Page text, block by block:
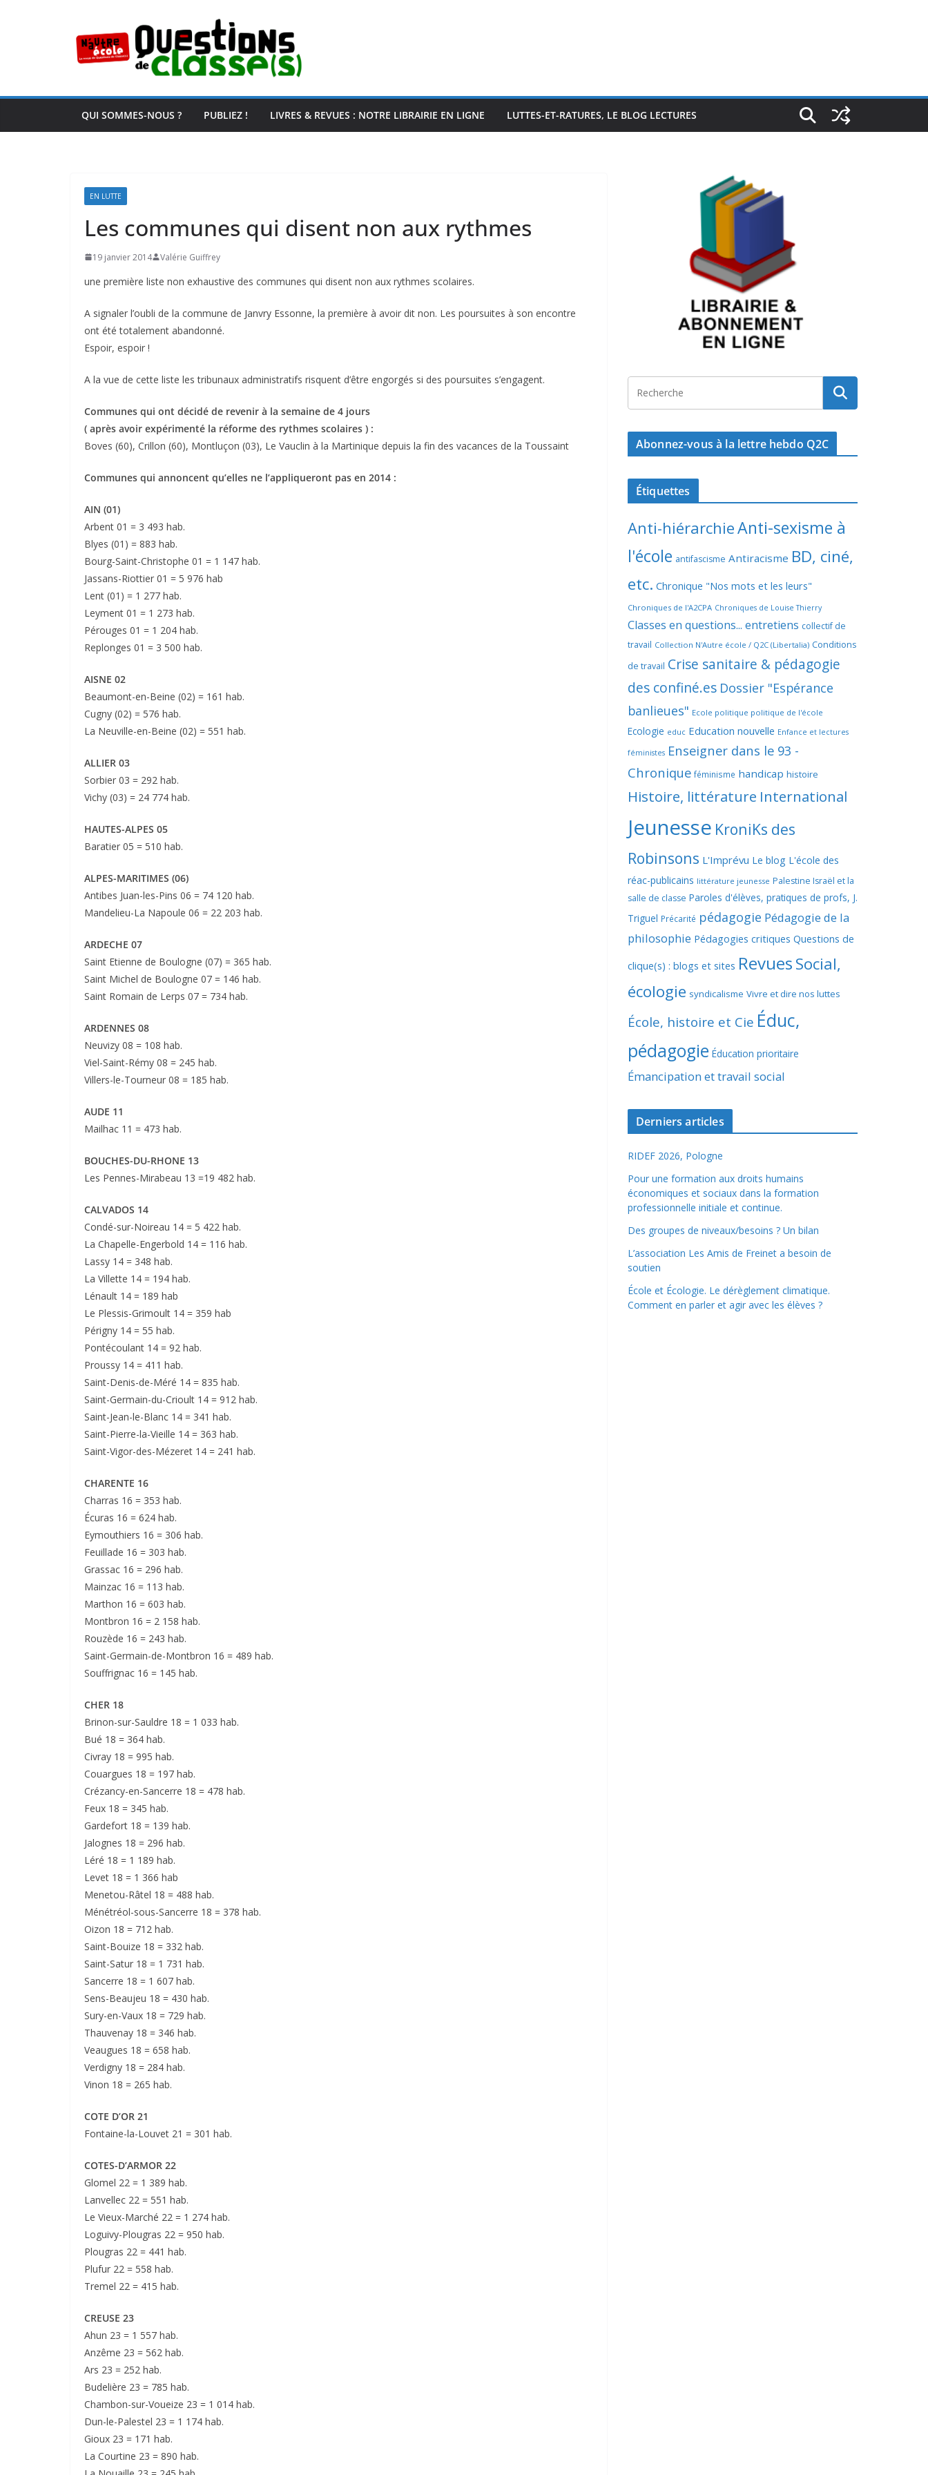
QUI SOMMES-NOUS ? PUBLIEZ ! LIVRES & REVUES : NOTRE LIBRAIRIE EN LIGNE LUTTES-ET-RATURES, LE BLOG LECTURES
EN LUTTE
Les communes qui disent non aux rythmes
19 janvier 2014 Valérie Guiffrey
une première liste non exhaustive des communes qui disent non aux rythmes scolaires.
A signaler l’oubli de la commune de Janvry Essonne, la première à avoir dit non. Les poursuites à son encontre
ont été totalement abandonné.
Espoir, espoir !
A la vue de cette liste les tribunaux administratifs risquent d’être engorgés si des poursuites s’engagent.
Communes qui ont décidé de revenir à la semaine de 4 jours
( après avoir expérimenté la réforme des rythmes scolaires ) :
Boves (60), Crillon (60), Montluçon (03), Le Vauclin à la Martinique depuis la fin des vacances de la Toussaint
Communes qui annoncent qu’elles ne l’appliqueront pas en 2014 :
AIN (01)
Arbent 01 = 3 493 hab.
Blyes (01) = 883 hab.
Bourg-Saint-Christophe 01 = 1 147 hab.
Jassans-Riottier 01 = 5 976 hab
Lent (01) = 1 277 hab.
Leyment 01 = 1 273 hab.
Pérouges 01 = 1 204 hab.
Replonges 01 = 3 500 hab.
AISNE 02
Beaumont-en-Beine (02) = 161 hab.
Cugny (02) = 576 hab.
La Neuville-en-Beine (02) = 551 hab.
ALLIER 03
Sorbier 03 = 292 hab.
Vichy (03) = 24 774 hab.
HAUTES-ALPES 05
Baratier 05 = 510 hab.
ALPES-MARITIMES (06)
Antibes Juan-les-Pins 06 = 74 120 hab.
Mandelieu-La Napoule 06 = 22 203 hab.
ARDECHE 07
Saint Etienne de Boulogne (07) = 365 hab.
Saint Michel de Boulogne 07 = 146 hab.
Saint Romain de Lerps 07 = 734 hab.
ARDENNES 08
Neuvizy 08 = 108 hab.
Viel-Saint-Rémy 08 = 245 hab.
Villers-le-Tourneur 08 = 185 hab.
AUDE 11
Mailhac 11 = 473 hab.
BOUCHES-DU-RHONE 13
Les Pennes-Mirabeau 13 =19 482 hab.
CALVADOS 14
Condé-sur-Noireau 14 = 5 422 hab.
La Chapelle-Engerbold 14 = 116 hab.
Lassy 14 = 348 hab.
La Villette 14 = 194 hab.
Lénault 14 = 189 hab
Le Plessis-Grimoult 14 = 359 hab
Périgny 14 = 55 hab.
Pontécoulant 14 = 92 hab.
Proussy 14 = 411 hab.
Saint-Denis-de-Méré 14 = 835 hab.
Saint-Germain-du-Crioult 14 = 912 hab.
Saint-Jean-le-Blanc 14 = 341 hab.
Saint-Pierre-la-Vieille 14 = 363 hab.
Saint-Vigor-des-Mézeret 14 = 241 hab.
CHARENTE 16
Charras 16 = 353 hab.
Écuras 16 = 624 hab.
Eymouthiers 16 = 306 hab.
Feuillade 16 = 303 hab.
Grassac 16 = 296 hab.
Mainzac 16 = 113 hab.
Marthon 16 = 603 hab.
Montbron 16 = 2 158 hab.
Rouzède 16 = 243 hab.
Saint-Germain-de-Montbron 16 = 489 hab.
Souffrignac 16 = 145 hab.
CHER 18
Brinon-sur-Sauldre 18 = 1 033 hab.
Bué 18 = 364 hab.
Civray 18 = 995 hab.
Couargues 18 = 197 hab.
Crézancy-en-Sancerre 18 = 478 hab.
Feux 18 = 345 hab.
Gardefort 18 = 139 hab.
Jalognes 18 = 296 hab.
Léré 18 = 1 189 hab.
Levet 18 = 1 366 hab
Menetou-Râtel 18 = 488 hab.
Ménétréol-sous-Sancerre 18 = 378 hab.
Oizon 18 = 712 hab.
Saint-Bouize 18 = 332 hab.
Saint-Satur 18 = 1 731 hab.
Sancerre 18 = 1 607 hab.
Sens-Beaujeu 18 = 430 hab.
Sury-en-Vaux 18 = 729 hab.
Thauvenay 18 = 346 hab.
Veaugues 18 = 658 hab.
Verdigny 18 = 284 hab.
Vinon 18 = 265 hab.
COTE D’OR 21
Fontaine-la-Louvet 21 = 301 hab.
COTES-D’ARMOR 22
Glomel 22 = 1 389 hab.
Lanvellec 22 = 551 hab.
Le Vieux-Marché 22 = 1 274 hab.
Loguivy-Plougras 22 = 950 hab.
Plougras 22 = 441 hab.
Plufur 22 = 558 hab.
Tremel 22 = 415 hab.
CREUSE 23
Ahun 23 = 1 557 hab.
Anzême 23 = 562 hab.
Ars 23 = 252 hab.
Budelière 23 = 785 hab.
Chambon-sur-Voueize 23 = 1 014 hab.
Dun-le-Palestel 23 = 1 174 hab.
Gioux 23 = 171 hab.
La Courtine 23 = 890 hab.
Abonnez-vous à la lettre hebdo Q2C
Étiquettes
Anti-hiérarchieAnti-sexisme à
l'école antifascisme Antiracisme BD, ciné,
etc. Chronique "Nos mots et les leurs"
Chroniques de l'A2CPA Chroniques de Louise Thierry
Classes en questions... entretiens collectif de
travail Collection N'Autre école / Q2C (Libertalia) Conditions
de travail Crise sanitaire & pédagogie
des confiné.es Dossier "Espérance
banlieues" Ecole politique politique de l'école
Ecologie educ Education nouvelle Enfance et lectures
féministes Enseigner dans le 93 -
Chronique féminisme handicap histoire
Histoire, littérature International
Jeunesse KroniKs des
Robinsons L'Imprévu Le blog L'école des
réac-publicains littérature jeunesse Palestine Israël et la
salle de classe Paroles d'élèves, pratiques de profs, J.
Triguel Précarité pédagogie Pédagogie de la
philosophie Pédagogies critiques Questions de
clique(s) : blogs et sites RevuesSocial,
écologie syndicalisme Vivre et dire nos luttes
École, histoire et Cie Éduc,
pédagogie Éducation prioritaire
Émancipation et travail social
Derniers articles
RIDEF 2026, Pologne
Pour une formation aux droits humains
économiques et sociaux dans la formation
professionnelle initiale et continue.
Des groupes de niveaux/besoins ? Un bilan
L’association Les Amis de Freinet a besoin de
soutien
École et Écologie. Le dérèglement climatique.
Comment en parler et agir avec les élèves ?